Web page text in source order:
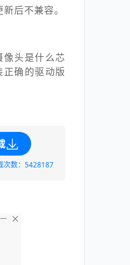
后不兼容。
头是什么芯
确的驱动版
次数：5428187